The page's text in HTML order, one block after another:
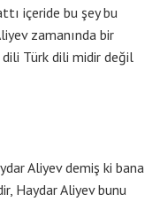
içeride bu şey bu
zamanında bir
Türk dili midir değil
Aliyev demiş ki bana
Haydar Aliyev bunu